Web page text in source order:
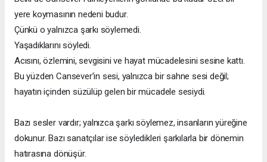
yere koymasının nedeni budur.
Çünkü o yalnızca şarkı söylemedi.
Yaşadıklarını söyledi.
Acısını, özlemini, sevgisini ve hayat mücadelesini sesine kattı.
Bu yüzden Cansever’in sesi, yalnızca bir sahne sesi değil;
hayatın içinden süzülüp gelen bir mücadele sesiydi.
Bazı sesler vardır; yalnızca şarkı söylemez, insanların yüreğine
dokunur. Bazı sanatçılar ise söyledikleri şarkılarla bir dönemin
hatırasına dönüşür.